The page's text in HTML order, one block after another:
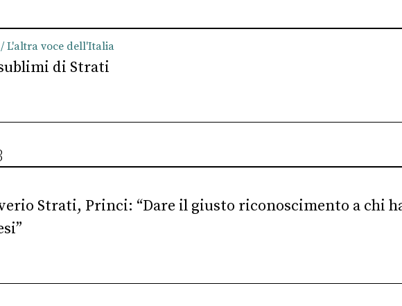
L'altra voce dell'Italia
di Strati
Strati, Princi: “Dare il giusto riconoscimento a chi